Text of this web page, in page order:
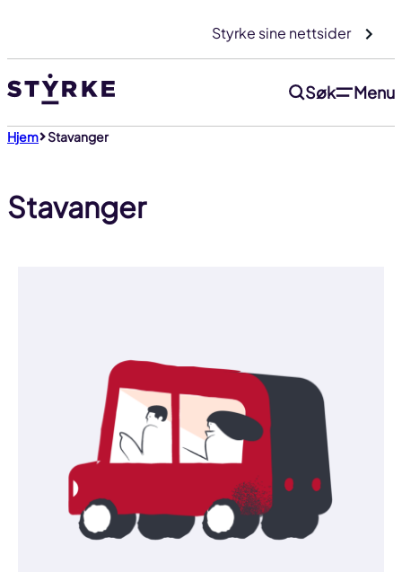
innhold
Styrke sine nettsider
Søk Menu
Hjem Stavanger
Stavanger